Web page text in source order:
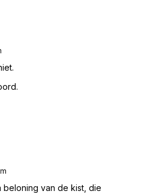
van de kist, die